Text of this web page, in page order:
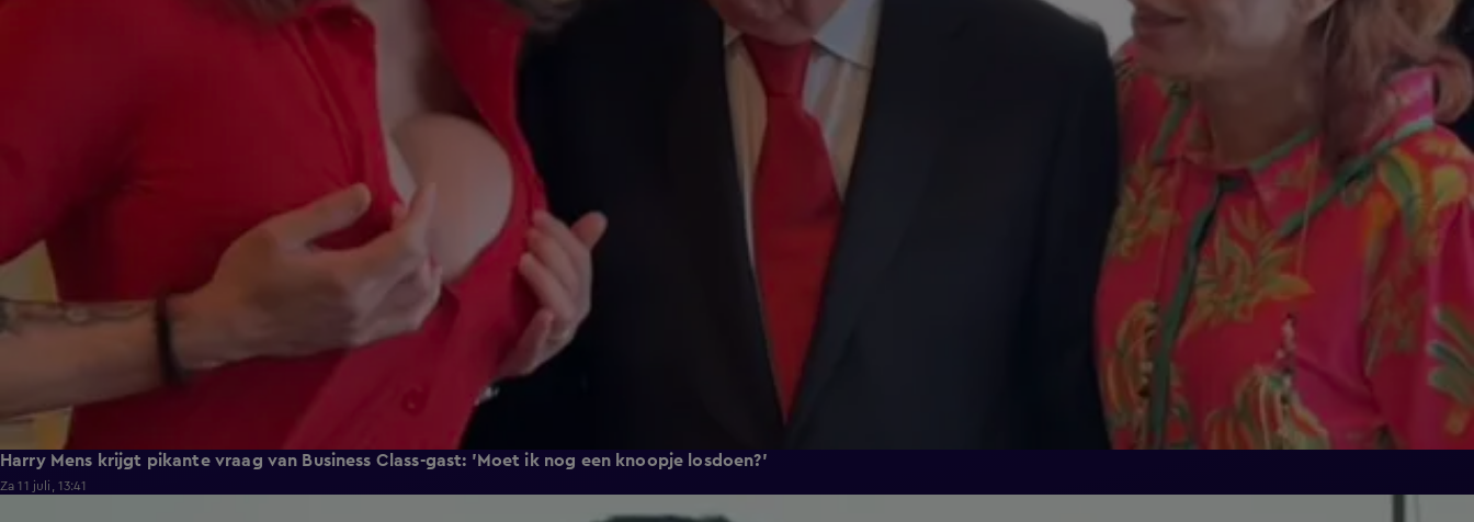
Harry Mens krijgt pikante vraag van Business Class-gast: 'Moet ik nog een knoopje losdoen?'
Za 11 juli, 13:41